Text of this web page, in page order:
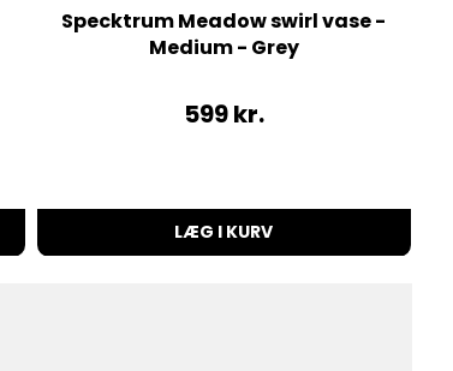
Specktrum Meadow swirl vase -
Medium - Grey
599kr.
LÆG I KURV